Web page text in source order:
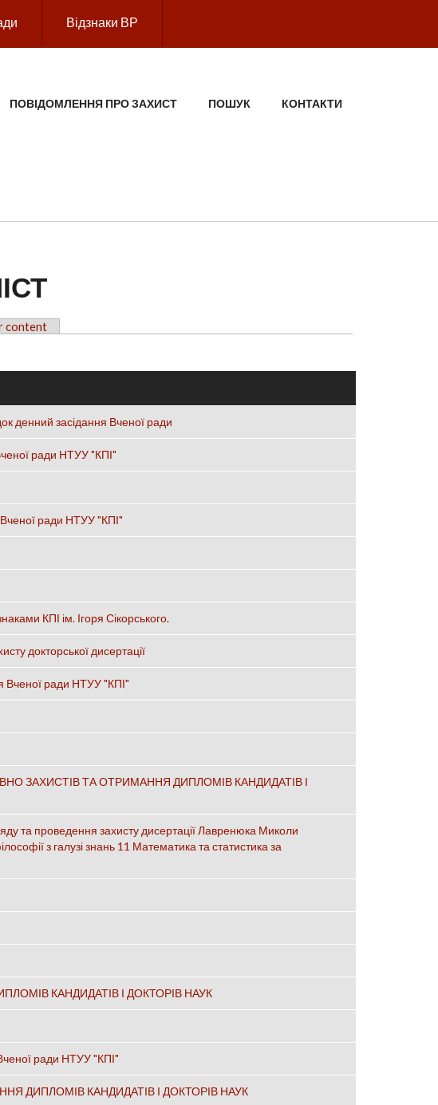
Відзнаки ВР
ПОВІДОМЛЕННЯ ПРО ЗАХИСТ ПОШУК КОНТАКТИ
content
денний засідання Вченої ради
ради НТУУ "КПІ"
ради НТУУ "КПІ"
КПІ ім. Ігоря Сікорського.
докторської дисертації
Вченої ради НТУУ "КПІ"
ЗАХИСТІВ ТА ОТРИМАННЯ ДИПЛОМІВ КАНДИДАТІВ І
та проведення захисту дисертації Лавренюка Миколи
з галузі знань 11 Математика та статистика за
КАНДИДАТІВ І ДОКТОРІВ НАУК
ради НТУУ "КПІ"
ДИПЛОМІВ КАНДИДАТІВ І ДОКТОРІВ НАУК